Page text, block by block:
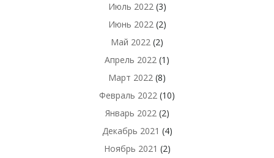
Июль 2022(3)
Июнь 2022(2)
Май 2022 (2)
Апрель 2022 (1)
Март 2022 (8)
Февраль 2022 (10)
Январь 2022(2)
Декабрь 2021 (4)
Ноябрь 2021 (2)